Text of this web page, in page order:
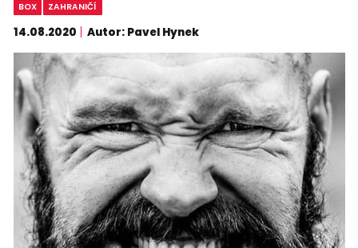
BOX ZAHRANIČÍ
14.08.2020 Autor: Pavel Hynek